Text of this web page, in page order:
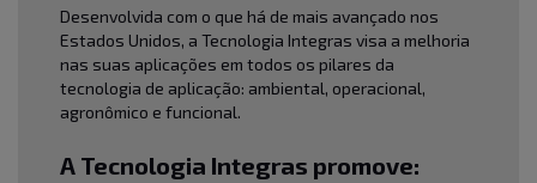
Desenvolvida com o que há de mais avançado nos
Estados Unidos, a Tecnologia Integras visa a melhoria
nas suas aplicações em todos os pilares da
tecnologia de aplicação: ambiental, operacional,
agronômico e funcional.
A Tecnologia Integras promove: